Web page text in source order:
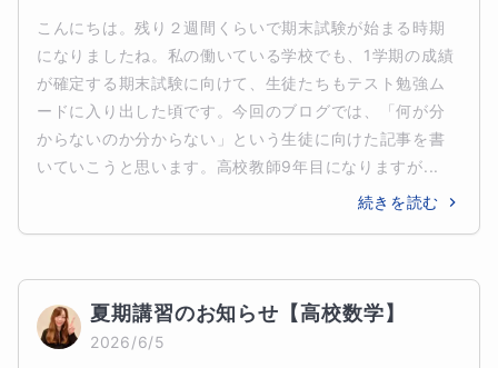
こんにちは。残り２週間くらいで期末試験が始まる時期
になりましたね。私の働いている学校でも、1学期の成績
が確定する期末試験に向けて、生徒たちもテスト勉強ム
ードに入り出した頃です。今回のブログでは、「何が分
からないのか分からない」という生徒に向けた記事を書
いていこうと思います。高校教師9年目になりますが...
続きを読む
夏期講習のお知らせ【高校数学】
2026/6/5